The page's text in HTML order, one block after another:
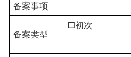
备案事项
备案类型
□初次